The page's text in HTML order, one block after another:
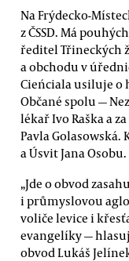
Na Frýdecko-
z ČSSD. Má
ředitel Třineckých
a obchodu v
Cieńciala usiluje o
Občané spolu —
lékař Ivo Raška a
Pavla Golasowská.
a Úsvit Jana Osobu.
„Jde o obvod
i průmyslovou
voliče levice i
evangelíky —
obvod Lukáš